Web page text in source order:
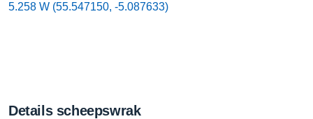
5.258 W (55.547150, -5.087633)
Details scheepswrak